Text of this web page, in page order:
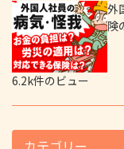
外
険
6.2k件のビュー